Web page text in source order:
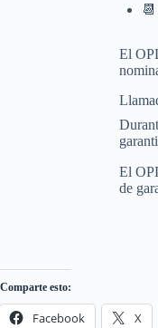
📆
El
El
de
Comparte esto:
Facebook X